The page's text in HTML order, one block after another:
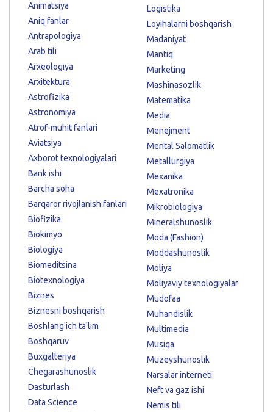
Animatsiya
Aniq fanlar
Antrapologiya
Arab tili
Arxeologiya
Arxitektura
Astrofizika
Astronomiya
Atrof-muhit fanlari
Aviatsiya
Axborot texnologiyalari
Bank ishi
Barcha soha
Barqaror rivojlanish fanlari
Biofizika
Biokimyo
Biologiya
Biomeditsina
Biotexnologiya
Biznes
Biznesni boshqarish
Boshlang'ich ta'lim
Boshqaruv
Buxgalteriya
Chegarashunoslik
Dasturlash
Data Science
Logistika
Loyihalarni boshqarish
Madaniyat
Mantiq
Marketing
Mashinasozlik
Matematika
Media
Menejment
Mental Salomatlik
Metallurgiya
Mexanika
Mexatronika
Mikrobiologiya
Mineralshunoslik
Moda (Fashion)
Moddashunoslik
Moliya
Moliyaviy texnologiyalar
Mudofaa
Muhandislik
Multimedia
Musiqa
Muzeyshunoslik
Narsalar interneti
Neft va gaz ishi
Nemis tili